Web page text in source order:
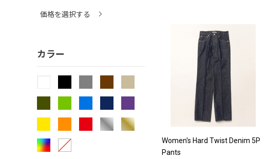
価格を選択する
カラー
Women's Hard Twist Denim 5P
Pants